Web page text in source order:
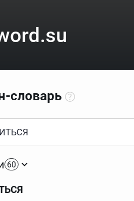
словарь
онлайн-словарём?
начните вводить слово,
написание слова неизвестно (как
сложных случаев существует
60